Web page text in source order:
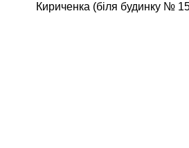
Кириченка (біля будинку №